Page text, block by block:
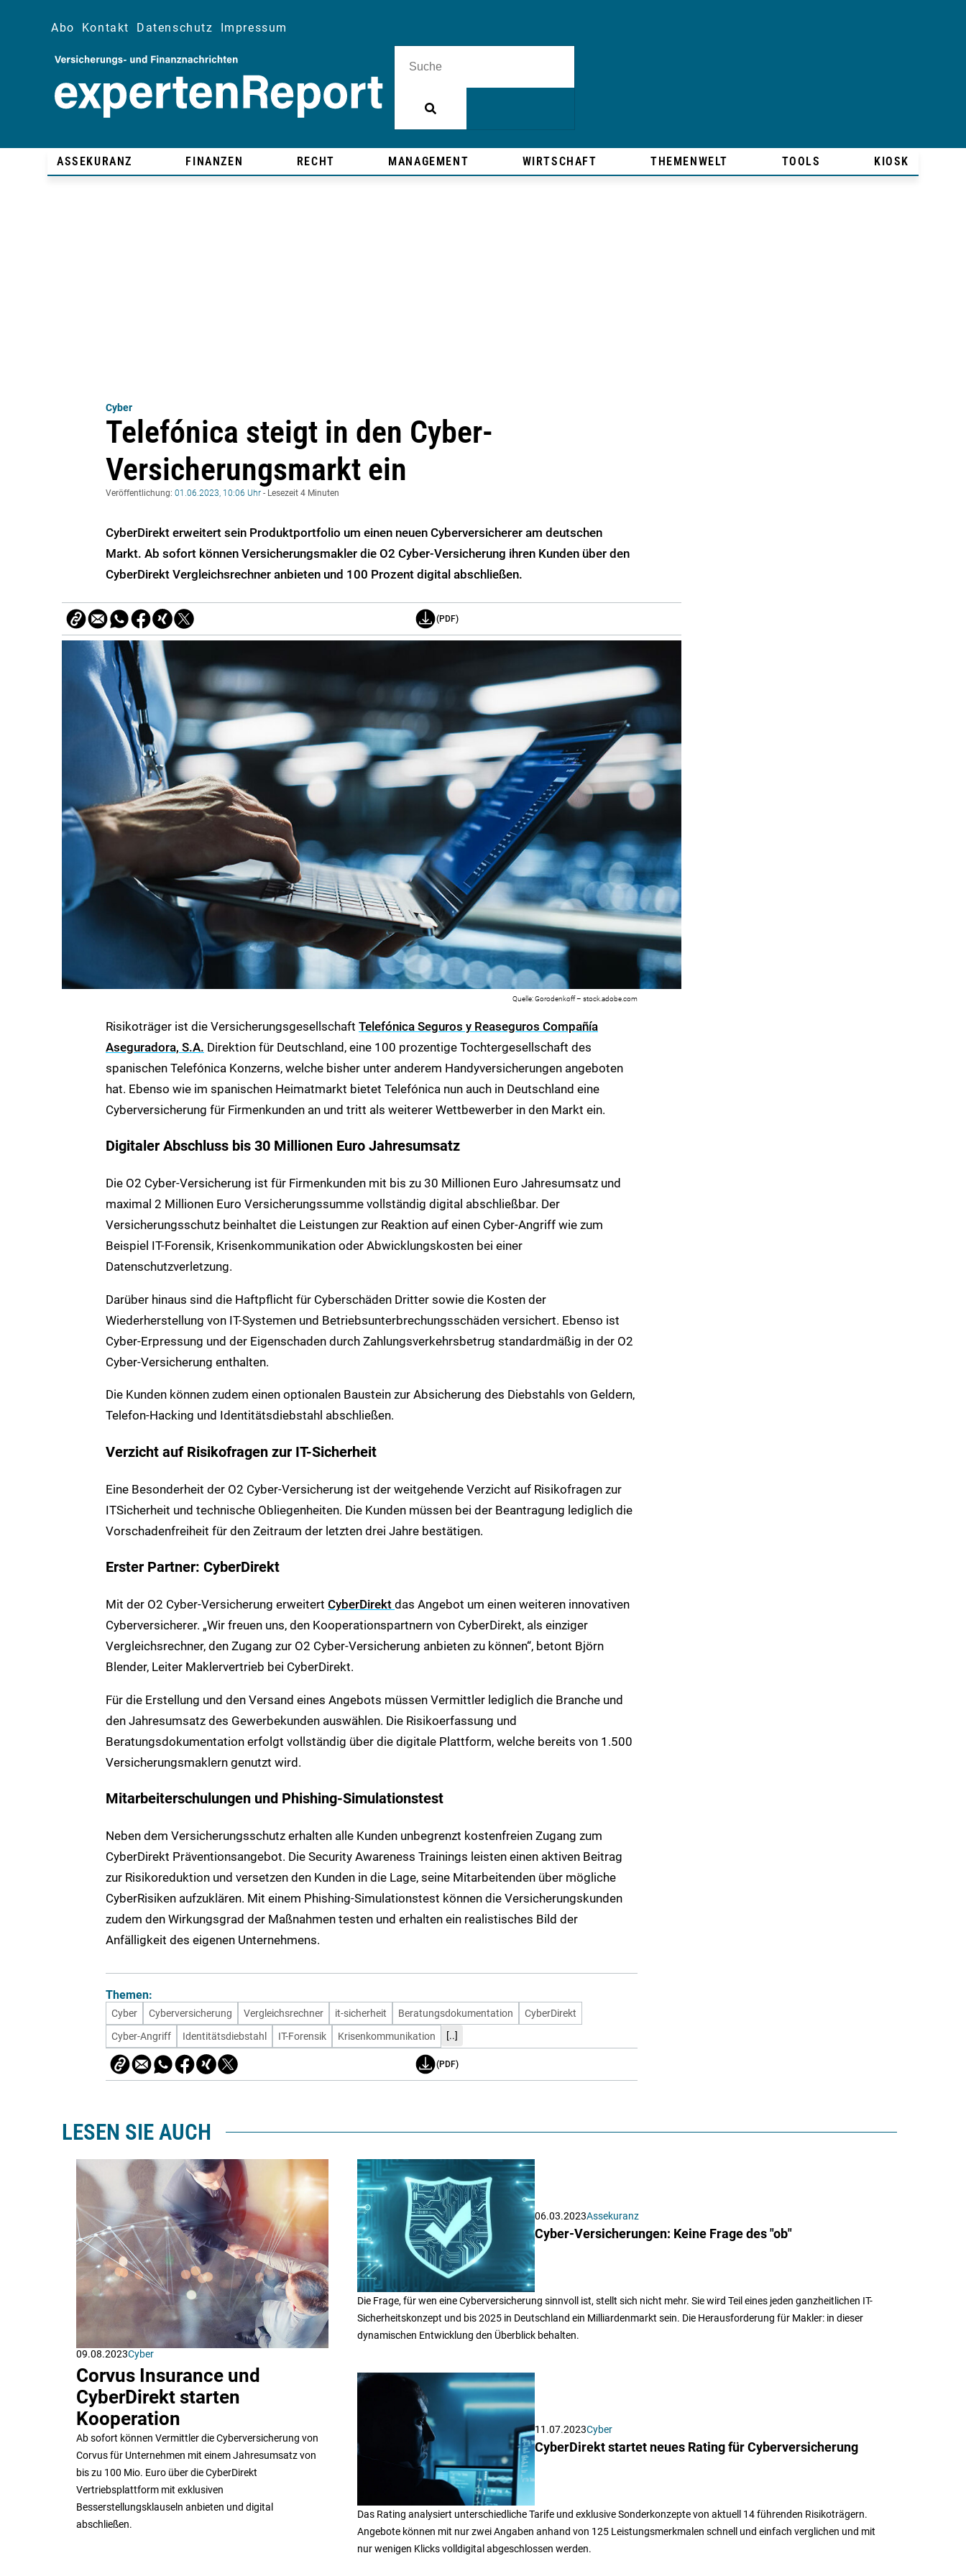
Abo Kontakt Datenschutz Impressum
ASSEKURANZ FINANZEN RECHT MANAGEMENT WIRTSCHAFT THEMENWELT TOOLS KIOSK
Cyber
Telefónica steigt in den Cyber-
Versicherungsmarkt ein
Veröffentlichung: 01.06.2023, 10:06 Uhr - Lesezeit 4 Minuten
CyberDirekt erweitert sein Produktportfolio um einen neuen Cyberversicherer am deutschen
Markt. Ab sofort können Versicherungsmakler die O2 Cyber-Versicherung ihren Kunden über den
CyberDirekt Vergleichsrechner anbieten und 100 Prozent digital abschließen.
(PDF)
Gorodenkoff – stock.adobe.com
Risikoträger ist die Versicherungsgesellschaft Telefónica Seguros y Reaseguros Compañía
Aseguradora, S.A. Direktion für Deutschland, eine 100 prozentige Tochtergesellschaft des
spanischen Telefónica Konzerns, welche bisher unter anderem Handyversicherungen angeboten
hat. Ebenso wie im spanischen Heimatmarkt bietet Telefónica nun auch in Deutschland eine
Cyberversicherung für Firmenkunden an und tritt als weiterer Wettbewerber in den Markt ein.
Digitaler Abschluss bis 30 Millionen Euro Jahresumsatz
Die O2 Cyber-Versicherung ist für Firmenkunden mit bis zu 30 Millionen Euro Jahresumsatz und
maximal 2 Millionen Euro Versicherungssumme vollständig digital abschließbar. Der
Versicherungsschutz beinhaltet die Leistungen zur Reaktion auf einen Cyber-Angriff wie zum
Beispiel IT-Forensik, Krisenkommunikation oder Abwicklungskosten bei einer
Datenschutzverletzung.
Darüber hinaus sind die Haftpflicht für Cyberschäden Dritter sowie die Kosten der
Wiederherstellung von IT-Systemen und Betriebsunterbrechungsschäden versichert. Ebenso ist
Cyber-Erpressung und der Eigenschaden durch Zahlungsverkehrsbetrug standardmäßig in der O2
Cyber-Versicherung enthalten.
Die Kunden können zudem einen optionalen Baustein zur Absicherung des Diebstahls von Geldern,
Telefon-Hacking und Identitätsdiebstahl abschließen.
Verzicht auf Risikofragen zur IT-Sicherheit
Eine Besonderheit der O2 Cyber-Versicherung ist der weitgehende Verzicht auf Risikofragen zur
ITSicherheit und technische Obliegenheiten. Die Kunden müssen bei der Beantragung lediglich die
Vorschadenfreiheit für den Zeitraum der letzten drei Jahre bestätigen.
Erster Partner: CyberDirekt
Mit der O2 Cyber-Versicherung erweitert CyberDirekt das Angebot um einen weiteren innovativen
Cyberversicherer. „Wir freuen uns, den Kooperationspartnern von CyberDirekt, als einziger
Vergleichsrechner, den Zugang zur O2 Cyber-Versicherung anbieten zu können“, betont Björn
Blender, Leiter Maklervertrieb bei CyberDirekt.
Für die Erstellung und den Versand eines Angebots müssen Vermittler lediglich die Branche und
den Jahresumsatz des Gewerbekunden auswählen. Die Risikoerfassung und
Beratungsdokumentation erfolgt vollständig über die digitale Plattform, welche bereits von 1.500
Versicherungsmaklern genutzt wird.
Mitarbeiterschulungen und Phishing-Simulationstest
Neben dem Versicherungsschutz erhalten alle Kunden unbegrenzt kostenfreien Zugang zum
CyberDirekt Präventionsangebot. Die Security Awareness Trainings leisten einen aktiven Beitrag
zur Risikoreduktion und versetzen den Kunden in die Lage, seine Mitarbeitenden über mögliche
CyberRisiken aufzuklären. Mit einem Phishing-Simulationstest können die Versicherungskunden
zudem den Wirkungsgrad der Maßnahmen testen und erhalten ein realistisches Bild der
Anfälligkeit des eigenen Unternehmens.
Themen:
Cyber Cyberversicherung Vergleichsrechner it-sicherheit Beratungsdokumentation
CyberDirekt
Cyber-Angriff
Identitätsdiebstahl IT-Forensik Krisenkommunikation [..]
(PDF)
LESEN SIE AUCH
09.08.2023Cyber
Corvus Insurance und
CyberDirekt starten
Kooperation
Ab sofort können Vermittler die Cyberversicherung von
Corvus für Unternehmen mit einem Jahresumsatz von
bis zu 100 Mio. Euro über die CyberDirekt
Vertriebsplattform mit exklusiven
Besserstellungsklauseln anbieten und digital
abschließen.
06.03.2023Assekuranz
Cyber-Versicherungen: Keine Frage des "ob"
Die Frage, für wen eine Cyberversicherung sinnvoll ist, stellt sich nicht mehr. Sie wird Teil eines jeden ganzheitlichen IT-
Sicherheitskonzept und bis 2025 in Deutschland ein Milliardenmarkt sein. Die Herausforderung für Makler: in dieser
dynamischen Entwicklung den Überblick behalten.
11.07.2023Cyber
CyberDirekt startet neues Rating für Cyberversicherung
Das Rating analysiert unterschiedliche Tarife und exklusive Sonderkonzepte von aktuell 14 führenden Risikoträgern.
Angebote können mit nur zwei Angaben anhand von 125 Leistungsmerkmalen schnell und einfach verglichen und mit
nur wenigen Klicks volldigital abgeschlossen werden.